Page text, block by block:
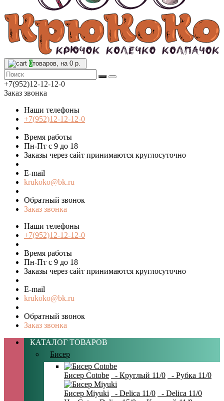
0товаров, на 0 р.
+7(952)12-12-12-0
Заказ звонка
Наши телефоны
+7(952)12-12-12-0
Время работы
Пн-Пт с 9 до 18
Заказы через сайт принимаются круглосуточно
E-mail
krukoko@bk.ru
Обратный звонок
Заказ звонка
Наши телефоны
+7(952)12-12-12-0
Время работы
Пн-Пт с 9 до 18
Заказы через сайт принимаются круглосуточно
E-mail
krukoko@bk.ru
Обратный звонок
Заказ звонка
КАТАЛОГ ТОВАРОВ
Бисер
Бисер Cotobe - Круглый 11/0 - Рубка 11/0
Бисер Miyuki - Delica 11/0
- Delica 11/0